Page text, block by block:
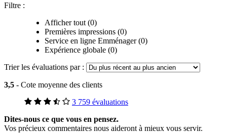
Filtre :
Afficher tout (0)
Premières impressions (0)
Service en ligne Emménager (0)
Expérience globale (0)
Trier les évaluations par :
3,5 - Cote moyenne des clients
3 759 évaluations
Dites-nous ce que vous en pensez.
Vos précieux commentaires nous aideront à mieux vous servir.